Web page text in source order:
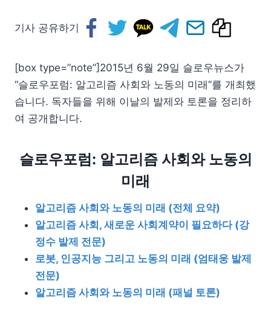
기사 공유하기
[box type=”note”]2015년 6월 29일 슬로우뉴스가
“슬로우포럼: 알고리즘 사회와 노동의 미래”를 개최했
습니다. 독자들을 위해 이날의 발제와 토론을 정리하
여 공개합니다.
슬로우포럼: 알고리즘 사회와 노동의
미래
알고리즘 사회와 노동의 미래 (전체 요약)
알고리즘 사회, 새로운 사회계약이 필요하다 (강
정수 발제 전문)
로봇, 인공지능 그리고 노동의 미래 (엄태웅 발제
전문)
알고리즘 사회와 노동의 미래 (패널 토론)